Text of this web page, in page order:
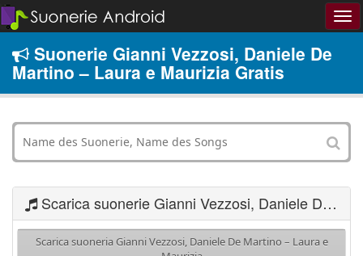
Suonerie Gianni Vezzosi, Daniele De
Martino – Laura e Maurizia Gratis
Scarica suonerie Gianni Vezzosi, Daniele De Martino – Laura e Maurizia
Scarica suoneria Gianni Vezzosi, Daniele De Martino – Laura e